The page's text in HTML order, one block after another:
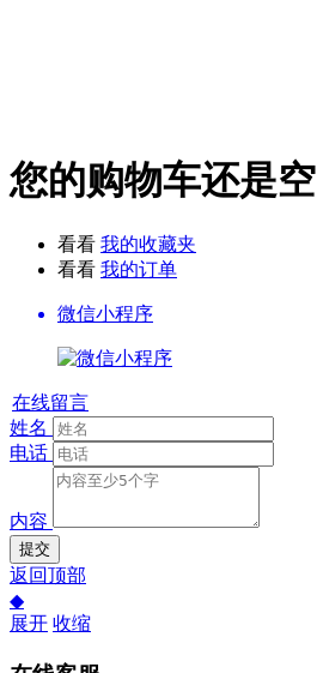
您的购物车还是
看看 我的收藏夹
看看 我的订单
微信小程序
在线留言
姓名
电话
内容
提交
返回顶部
◆
展开 收缩